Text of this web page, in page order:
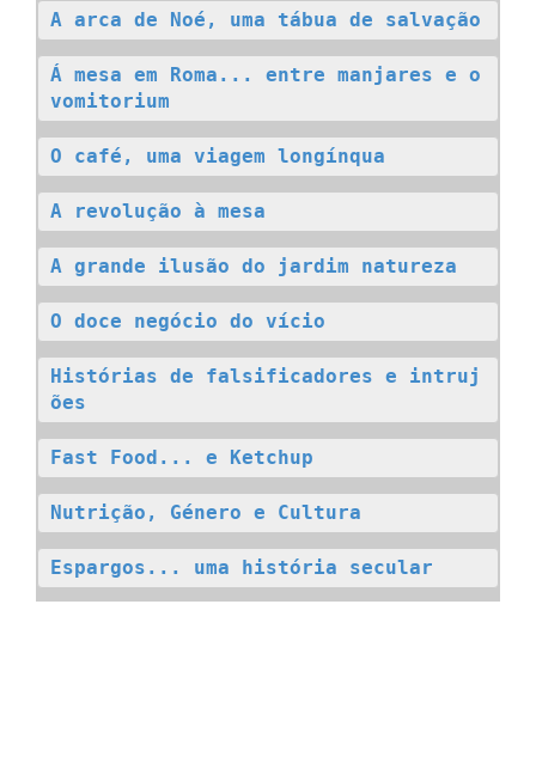
A arca de Noé, uma tábua de salvação
Á mesa em Roma... entre manjares e o
vomitorium
O café, uma viagem longínqua
A revolução à mesa
A grande ilusão do jardim natureza
O doce negócio do vício
Histórias de falsificadores e intruj
ões
Fast Food... e Ketchup
Nutrição, Género e Cultura
Espargos... uma história secular